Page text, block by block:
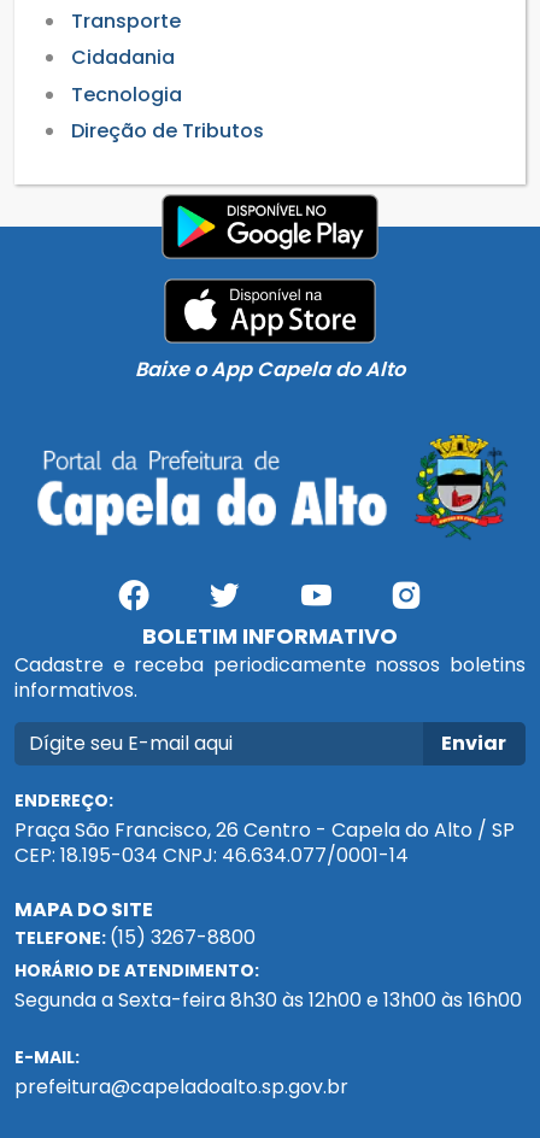
Transporte
Cidadania
Tecnologia
Direção de Tributos
Baixe o App Capela do Alto
BOLETIM INFORMATIVO
Cadastre e receba periodicamente nossos boletins
informativos.
Enviar
ENDEREÇO:
Praça São Francisco, 26 Centro - Capela do Alto / SP
CEP: 18.195-034 CNPJ: 46.634.077/0001-14
MAPA DO SITE
TELEFONE: (15) 3267-8800
HORÁRIO DE ATENDIMENTO:
Segunda a Sexta-feira 8h30 às 12h00 e 13h00 às 16h00
E-MAIL:
prefeitura@capeladoalto.sp.gov.br